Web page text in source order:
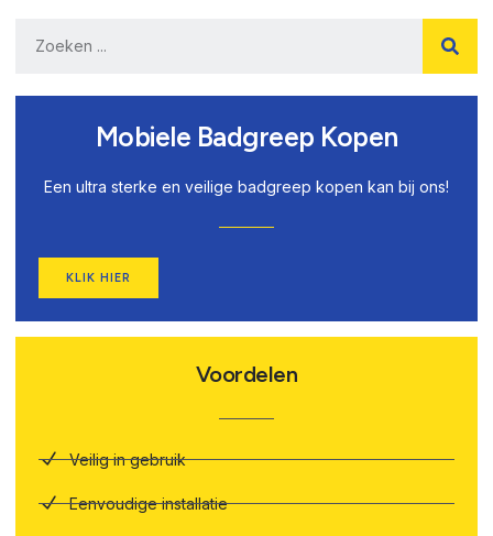
Mobiele Badgreep Kopen
Een ultra sterke en veilige badgreep kopen kan bij ons!
KLIK HIER
Voordelen
Veilig in gebruik
Eenvoudige installatie